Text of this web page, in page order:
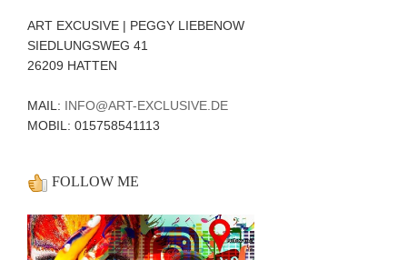
ART EXCUSIVE | PEGGY LIEBENOW
SIEDLUNGSWEG 41
26209 HATTEN
MAIL: INFO@ART-EXCLUSIVE.DE
MOBIL: 015758541113
FOLLOW ME